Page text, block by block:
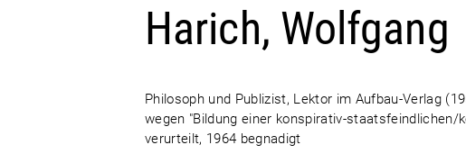
Harich, Wolfgang
Philosoph und Publizist, Lektor im Aufbau-Verlag
wegen "Bildung einer konspirativ-
verurteilt, 1964 begnadigt